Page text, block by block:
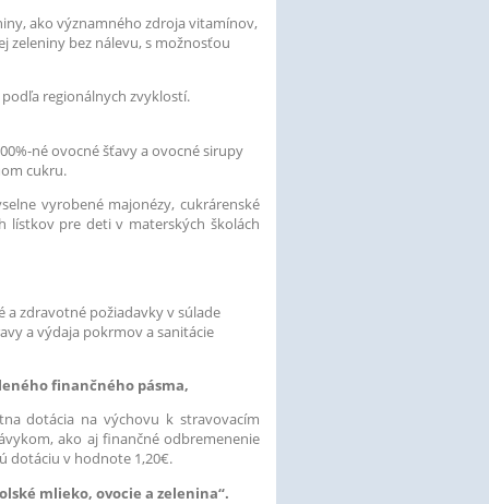
ako významného zdroja vitamínov,
zeleniny bez nálevu, s možnosťou
regionálnych zvyklostí.
né ovocné šťavy a ovocné sirupy
cukru.
vyrobené majonézy, cukrárenské
lístkov pre deti v materských školách
a zdravotné požiadavky v súlade
a výdaja pokrmov a sanitácie
finančného pásma,
dotácia na výchovu k stravovacím
ako aj finančné odbremenenie
dotáciu v hodnote 1,20€.
mlieko, ovocie a zelenina“.